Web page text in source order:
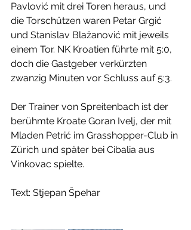
Pavlović mit drei Toren heraus, und
die Torschützen waren Petar Grgić
und Stanislav Blažanović mit jeweils
einem Tor. NK Kroatien führte mit 5:0,
doch die Gastgeber verkürzten
zwanzig Minuten vor Schluss auf 5:3.
Der Trainer von Spreitenbach ist der
berühmte Kroate Goran Ivelj, der mit
Mladen Petrić im Grasshopper-Club in
Zürich und später bei Cibalia aus
Vinkovac spielte.
Text: Stjepan Špehar